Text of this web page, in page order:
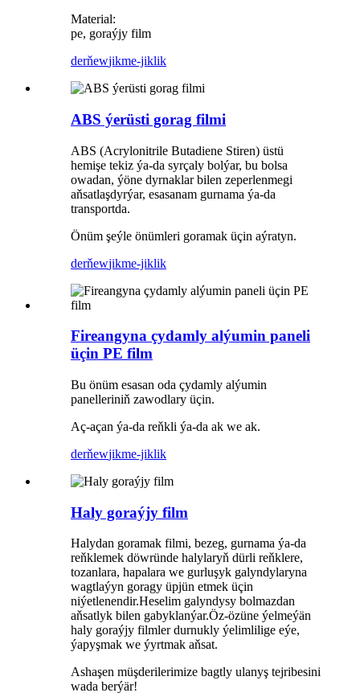
Material:
pe, goraýjy film
derňewjikme-jiklik
ABS ýerüsti gorag filmi
ABS (Acrylonitrile Butadiene Stiren) üstü
hemişe tekiz ýa-da syrçaly bolýar, bu bolsa
owadan, ýöne dyrnaklar bilen zeperlenmegi
aňsatlaşdyrýar, esasanam gurnama ýa-da
transportda.
Önüm şeýle önümleri goramak üçin aýratyn.
derňewjikme-jiklik
Fireangyna çydamly alýumin paneli
üçin PE film
Bu önüm esasan oda çydamly alýumin
panelleriniň zawodlary üçin.
Aç-açan ýa-da reňkli ýa-da ak we ak.
derňewjikme-jiklik
Haly goraýjy film
Halydan goramak filmi, bezeg, gurnama ýa-da
reňklemek döwründe halylaryň dürli reňklere,
tozanlara, hapalara we gurluşyk galyndylaryna
wagtlaýyn goragy üpjün etmek üçin
niýetlenendir.Heselim galyndysy bolmazdan
aňsatlyk bilen gabyklanýar.Öz-özüne ýelmeýän
haly goraýjy filmler durnukly ýelimlilige eýe,
ýapyşmak we ýyrtmak aňsat.
Ashaşen müşderilerimize bagtly ulanyş tejribesini
wada berýär!